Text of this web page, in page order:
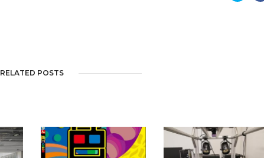
RELATED POSTS